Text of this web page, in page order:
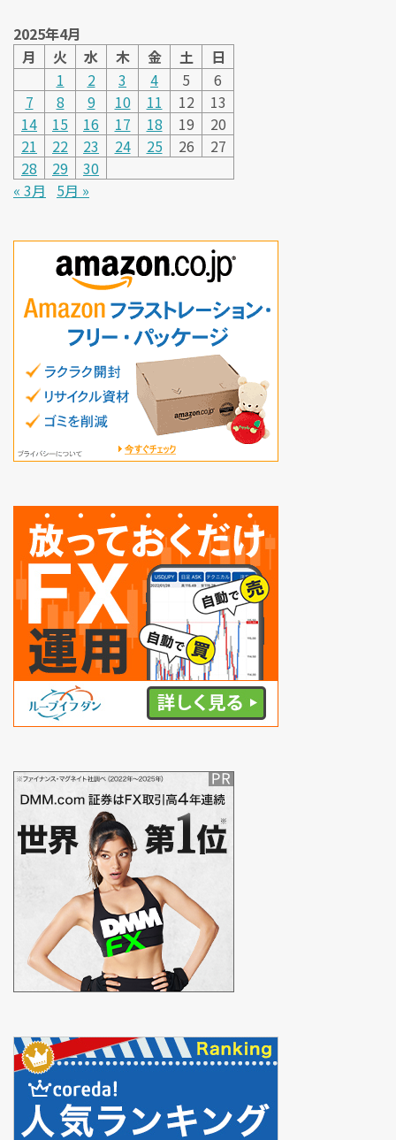
2025年4月
月
火 水 木 金 土
日
1
2 3 4 5
6
7
8 9 10 11 12
13
14
15 16 17 18 19
20
21
22 23 24 25 26
27
28
29
30
« 3月
5月 »